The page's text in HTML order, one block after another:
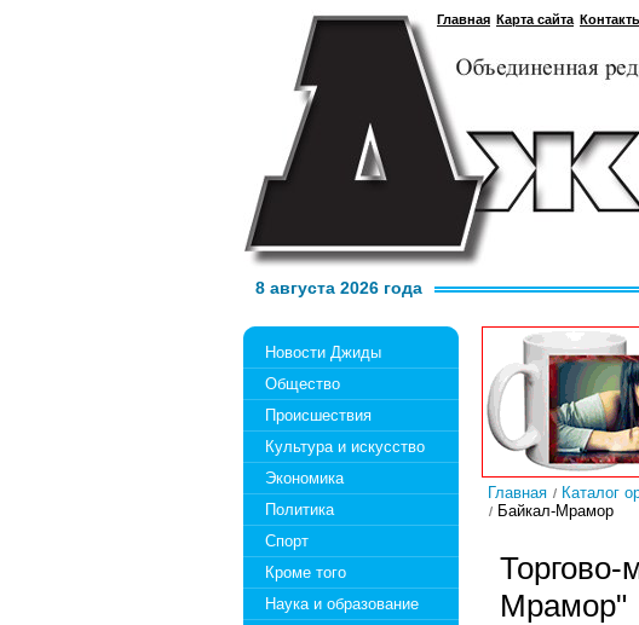
Главная Карта сайта
8 августа 2026 года
Новости Джиды
Общество
Происшествия
Культура и искусство
Экономика
Политика
Спорт
Кроме того
Наука и образование
Главная Каталог
Байкал-Мрамор
Мрамор"